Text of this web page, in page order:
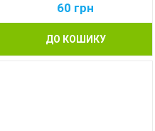
60 грн
ДО КОШИКУ